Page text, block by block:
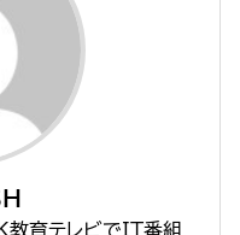
育テレビでIT番組